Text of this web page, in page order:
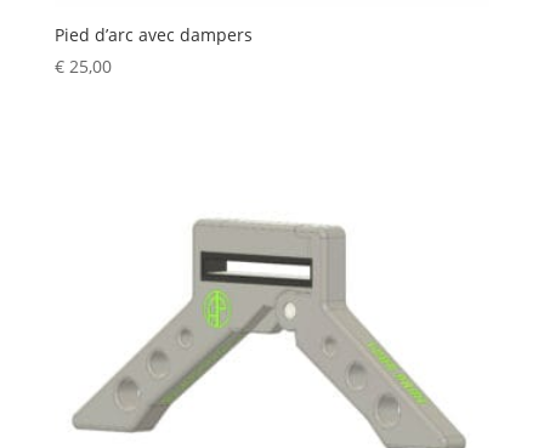
Pied d’arc avec dampers
€25,00